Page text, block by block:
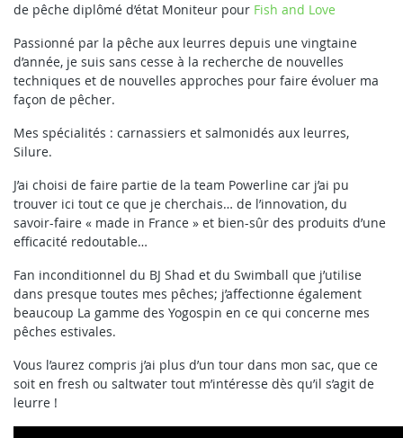
de pêche diplômé d’état Moniteur pour Fish and Love
Passionné par la pêche aux leurres depuis une vingtaine
d’année, je suis sans cesse à la recherche de nouvelles
techniques et de nouvelles approches pour faire évoluer ma
façon de pêcher.
Mes spécialités : carnassiers et salmonidés aux leurres,
Silure.
J’ai choisi de faire partie de la team Powerline car j’ai pu
trouver ici tout ce que je cherchais… de l’innovation, du
savoir-faire « made in France » et bien-sûr des produits d’une
efficacité redoutable…
Fan inconditionnel du BJ Shad et du Swimball que j’utilise
dans presque toutes mes pêches; j’affectionne également
beaucoup La gamme des Yogospin en ce qui concerne mes
pêches estivales.
Vous l’aurez compris j’ai plus d’un tour dans mon sac, que ce
soit en fresh ou saltwater tout m’intéresse dès qu’il s’agit de
leurre !